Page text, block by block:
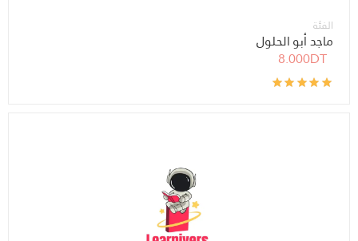
الفئة
ماجد أبو الحلول
8.000DT